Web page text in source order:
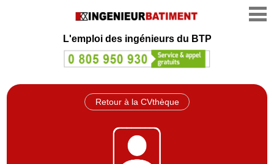
L'emploi des ingénieurs du BTP
Retour à la CVthèque